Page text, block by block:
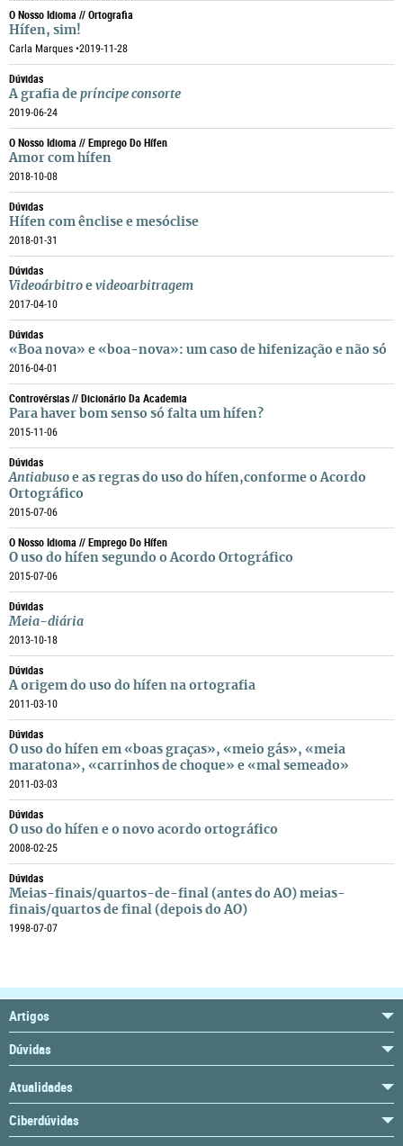
O Nosso Idioma // Ortografia
Hífen, sim!
Carla Marques •2019-11-28
Dúvidas
A grafia de príncipe consorte
2019-06-24
O Nosso Idioma // Emprego Do Hífen
Amor com hífen
2018-10-08
Dúvidas
Hífen com ênclise e mesóclise
2018-01-31
Dúvidas
Videoárbitro e videoarbitragem
2017-04-10
Dúvidas
«Boa nova» e «boa-nova»: um caso de hifenização e não só
2016-04-01
Controvérsias // Dicionário Da Academia
Para haver bom senso só falta um hífen?
2015-11-06
Dúvidas
Antiabuso e as regras do uso do hífen,conforme o Acordo
Ortográfico
2015-07-06
O Nosso Idioma // Emprego Do Hífen
O uso do hífen segundo o Acordo Ortográfico
2015-07-06
Dúvidas
Meia-diária
2013-10-18
Dúvidas
A origem do uso do hífen na ortografia
2011-03-10
Dúvidas
O uso do hífen em «boas graças», «meio gás», «meia
maratona», «carrinhos de choque» e «mal semeado»
2011-03-03
Dúvidas
O uso do hífen e o novo acordo ortográfico
2008-02-25
Dúvidas
Meias-finais/quartos-de-final (antes do AO) meias-
finais/quartos de final (depois do AO)
1998-07-07
Artigos
Dúvidas
Atualidades
Ciberdúvidas